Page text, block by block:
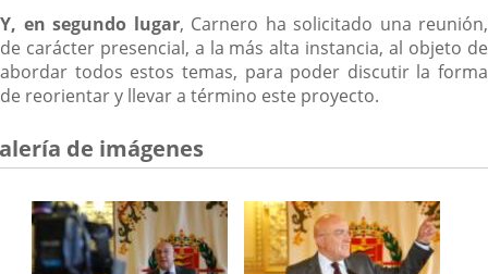
Y, en segundo lugar, Carnero ha solicitado una reunión,
de carácter presencial, a la más alta instancia, al objeto de
abordar todos estos temas, para poder discutir la forma
de reorientar y llevar a término este proyecto.
de imágenes